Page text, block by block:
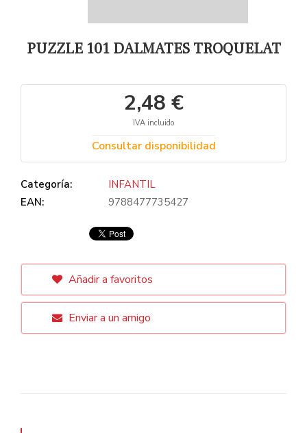
PUZZLE 101 DALMATES TROQUELAT
2,48 €
IVA incluido
Consultar disponibilidad
Categoría:
INFANTIL
EAN:
9788477735427
Añadir a favoritos
Enviar a un amigo